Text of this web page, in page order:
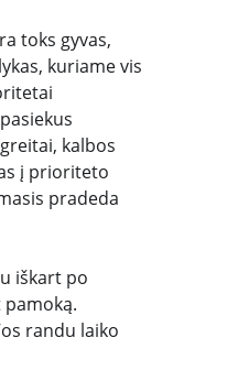
toks gyvas,
kuriame vis
kalbos
į prioriteto
pradeda
iškart po
randu laiko